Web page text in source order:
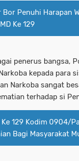
Bor Penuhi Harapan
Ke 129
penerus bangsa,
kepada para
Narkoba sangat
terhadap si
Ke 129 Kodim 0904/
Bagi Masyarakat